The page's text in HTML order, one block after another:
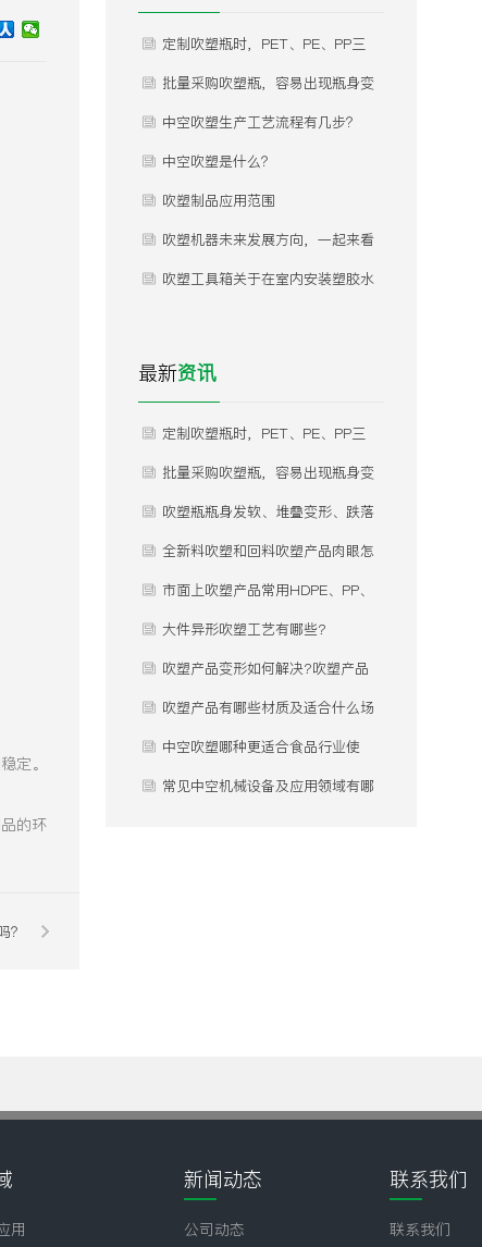
定。
的环
？
定制吹塑瓶时，PET、PE、PP三
种常用材质怎么选？不同材质分别
适合什么产品灌装，有哪些优缺
点？
批量采购吹塑瓶，容易出现瓶身变
形、瓶口渗漏、瓶体发白、内部气
泡等问题，这些问题是什么原因导
致的，如何提前规避？
中空吹塑生产工艺流程有几步？
中空吹塑是什么？
吹塑制品应用范围
吹塑机器未来发展方向，一起来看
看！！
吹塑工具箱关于在室内安装塑胶水
最新资讯
定制吹塑瓶时，PET、PE、PP三
种常用材质怎么选？不同材质分别
适合什么产品灌装，有哪些优缺
点？
批量采购吹塑瓶，容易出现瓶身变
形、瓶口渗漏、瓶体发白、内部气
泡等问题，这些问题是什么原因导
致的，如何提前规避？
吹塑瓶瓶身发软、堆叠变形、跌落
开裂是什么原因？怎么规避？
全新料吹塑和回料吹塑产品肉眼怎
么区分？差价为什么这么大？
市面上吹塑产品常用HDPE、PP、
PET三种材质，实际使用该怎么
选？有什么核心差异？市面上吹塑
产品常用HDPE、PP、PET三种材
质，实际使用该怎么选？有什么核
心差异？
大件异形吹塑工艺有哪些?
吹塑产品变形如何解决?吹塑产品
变形如何解决?
吹塑产品有哪些材质及适合什么场
合使用？
中空吹塑哪种更适合食品行业使
用？
常见中空机械设备及应用领域有哪
用
新闻动态
公司动态
联系我们
联系我们